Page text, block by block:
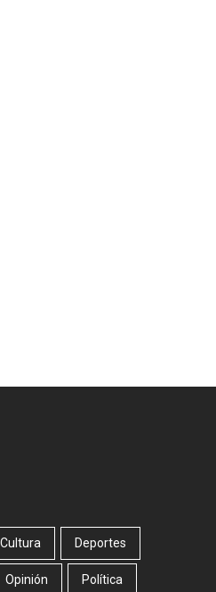
Cultura Deportes
Opinión Política